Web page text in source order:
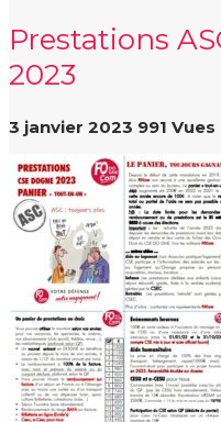
Prestations
2023
3 janvier 2023 991 Vues